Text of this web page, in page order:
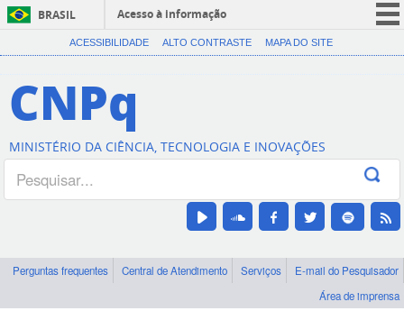
BRASIL
Acesso à informação
CORONAVÍRUS (COVID-19)
Canais
ACESSIBILIDADE ALTO CONTRASTE MAPA DO SITE
CNPq
MINISTÉRIO DA CIÊNCIA, TECNOLOGIA E INOVAÇÕES
Perguntas frequentes Central de Atendimento Serviços
E-mail do Pesquisador
Área de imprensa